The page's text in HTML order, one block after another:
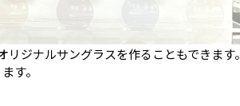
ジナルサングラスを作ることもできます。
す。